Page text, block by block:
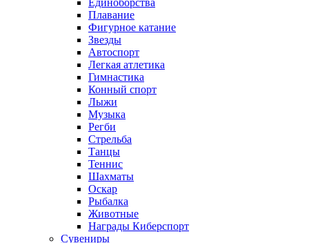
Единоборства
Плавание
Фигурное катание
Звезды
Автоспорт
Легкая атлетика
Гимнастика
Конный спорт
Лыжи
Музыка
Регби
Стрельба
Танцы
Теннис
Шахматы
Оскар
Рыбалка
Животные
Награды Киберспорт
Сувениры